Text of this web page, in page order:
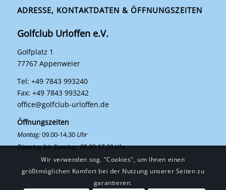
ADRESSE, KONTAKTDATEN & ÖFFNUNGSZEITEN
Golfclub Urloffen e.V.
Golfplatz 1
77767 Appenweier
Tel: +49 7843 993240
Fax: +49 7843 993242
office@golfclub-urloffen.de
Öffnungszeiten
Montag:09.00-14.30 Uhr
Dienstag bis Sonntag: 09.00-17.30 Uhr
Wir verwenden sog. "Cookies", um Ihnen einen
größtmöglichen Komfort bei der Nutzung unserer Seiten zu
garantieren.